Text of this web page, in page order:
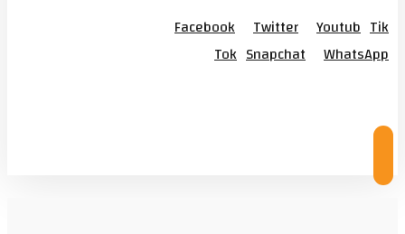
Facebook
Twitter Youtub Tik
Tok Snapchat
WhatsApp